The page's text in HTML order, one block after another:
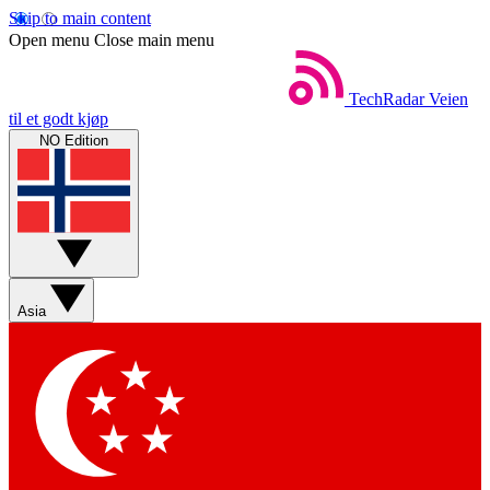
Skip to main content
Open menu Close main menu
TechRadar Veien
til et godt kjøp
NO Edition
Asia